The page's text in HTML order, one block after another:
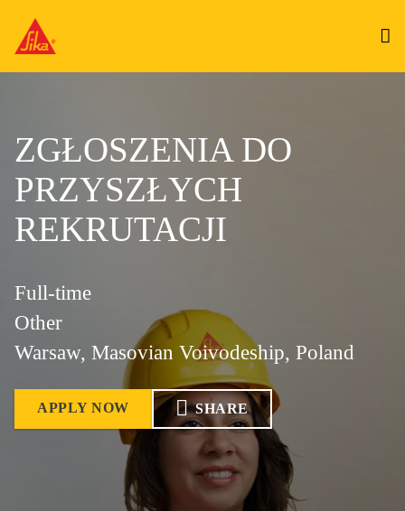
ZGŁOSZENIA DO
PRZYSZŁYCH
REKRUTACJI
Full-time
Other
Warsaw, Masovian Voivodeship, Poland
APPLY NOW SHARE